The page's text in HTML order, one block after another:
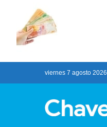
viernes 7 agosto 2026